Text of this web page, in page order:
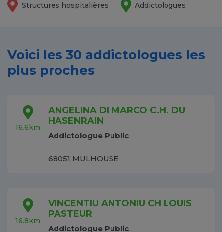
Structures hospitalières
Addictologues
Voici les 30 addictologues les
plus proches
16.6km
ANGELINA DI MARCO C.H. DU
HASENRAIN
Addictologue Public
68051 MULHOUSE
16.8km
VINCENTIU ANTONIU CH LOUIS
PASTEUR
Addictologue Public